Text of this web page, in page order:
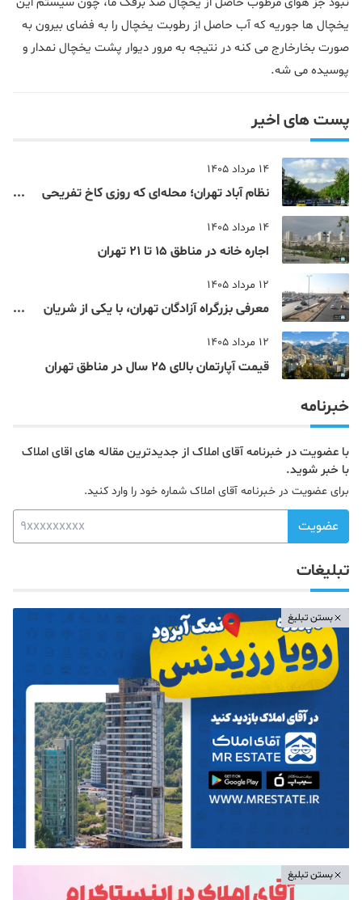
یخچال ها جوریه که آب حاصل از رطوبت یخچال را به فضای بیرون به
صورت بخارخارج می کنه در نتیجه به مرور دیوار پشت یخچال نمدار و
پوسیده می شه.
پست های اخیر
14 مرداد 1405
نظام‌ آباد تهران؛ محله‌ای که روزی کاخ تفریحی
14 مرداد 1405
اجاره خانه در مناطق 15 تا 21 تهران
12 مرداد 1405
معرفی بزرگراه آزادگان تهران، با یکی از شریان
12 مرداد 1405
قیمت آپارتمان بالای 25 سال در مناطق تهران
خبرنامه
با عضویت در خبرنامه آقای املاک از جدیدترین مقاله های اقای املاک
با خبر شوید.
برای عضویت در خبرنامه آقای املاک شماره خود را وارد کنید.
عضویت
تبلیغات
بستن تبلیغ
بستن تبلیغ